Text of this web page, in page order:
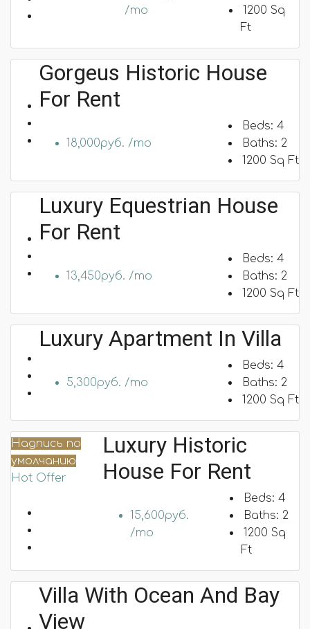
/mo
1200 Sq
Ft
Gorgeus Historic House
For Rent
18,000руб. /mo
Beds: 4
Baths: 2
1200 Sq Ft
Luxury Equestrian House
For Rent
13,450руб. /mo
Beds: 4
Baths: 2
1200 Sq Ft
Luxury Apartment In Villa
5,300руб. /mo
Beds: 4
Baths: 2
1200 Sq Ft
Надпись по
умолчанию
Hot Offer
Luxury Historic
House For Rent
15,600руб.
/mo
Beds: 4
Baths: 2
1200 Sq
Ft
Villa With Ocean And Bay
View